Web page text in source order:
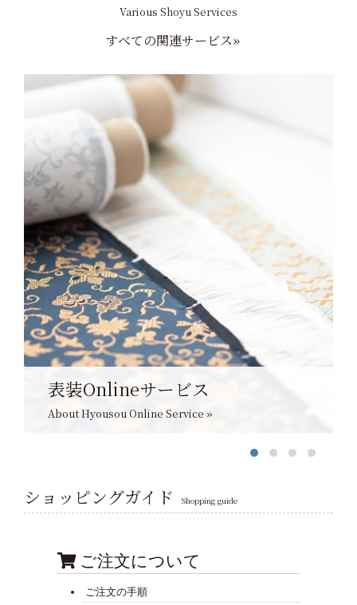
Various Shoyu Services
すべての関連サービス»
表装Onlineサービス
About Hyousou Online Service »
ショッピングガイド Shopping guide
ご注文について
ご注文の手順